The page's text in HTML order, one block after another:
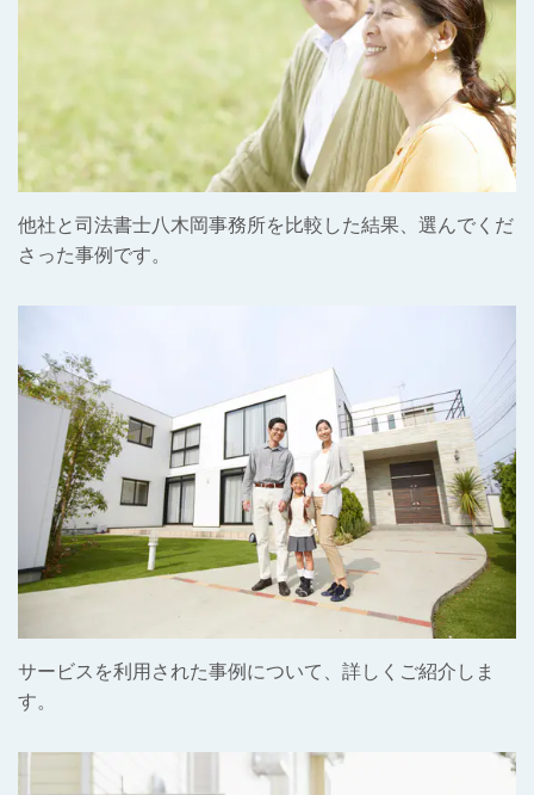
他社と司法書士八木岡事務所を比較した結果、選んでくだ
さった事例です。
サービスを利用された事例について、詳しくご紹介しま
す。